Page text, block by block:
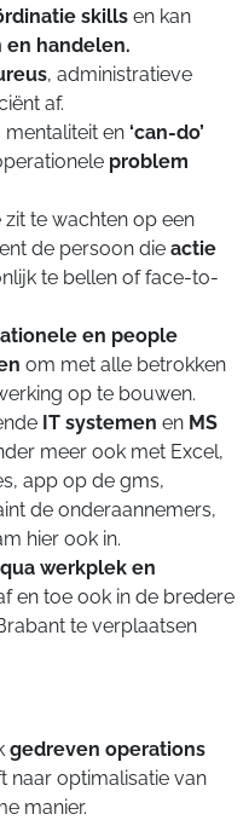
skills en kan
en handelen.
, administratieve
af.
mentaliteit en ‘can-do’
problem
te wachten op een
de persoon die actie
te bellen of face-to-
en people
om met alle betrokken
op te bouwen.
IT systemen en MS
meer ook met Excel,
app op de gms,
de onderaannemers,
hier ook in.
werkplek en
en toe ook in de bredere
te verplaatsen
gedreven operations
naar optimalisatie van
manier.